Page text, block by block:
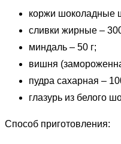
коржи шоколадные
сливки жирные –
миндаль – 50 г;
вишня
пудра сахарная –
глазурь из белого
Способ приготовления: